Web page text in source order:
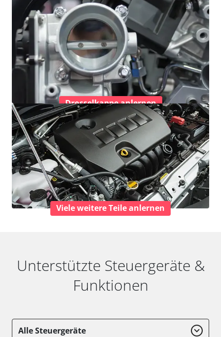
Drosselkappe anlernen
Viele weitere Teile anlernen
Unterstützte Steuergeräte &
Funktionen
Alle Steuergeräte